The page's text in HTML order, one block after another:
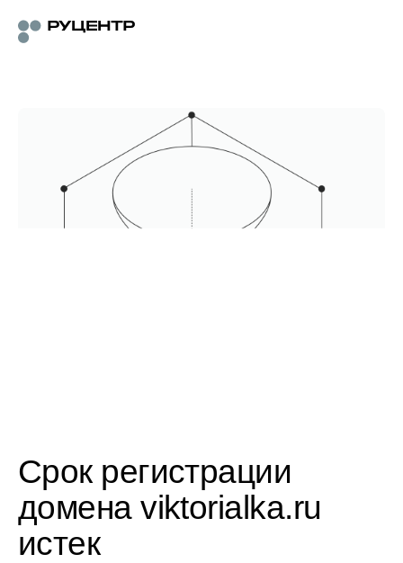
Срок регистрации
домена viktorialka.ru
истек